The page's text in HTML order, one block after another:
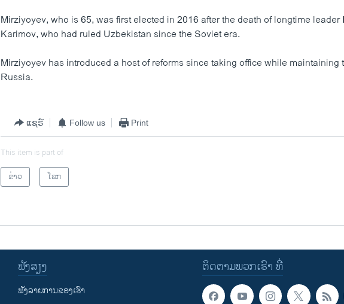
Mirziyoyev, who is 65, was first elected in 2016 after the death of longtime leader
Karimov, who had ruled Uzbekistan since the Soviet era.
Mirziyoyev has introduced a host of reforms since taking office while maintaining
Russia.
ແຊຣ໌ Follow us Print
This item is part of
ຂ່າວ
ໂລກ
ຕິດຕາມພວກເຮົາ ທີ່
ຟັງສຽງ
ຟັງລາຍການຂອງເຮົາ